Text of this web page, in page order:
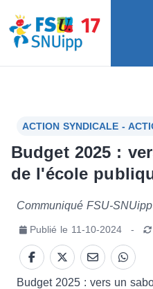
ACTION SYNDICALE -
Budget 2025 :
de l'école
Communiqué FSU-SNUipp
Publié le 11-10-2024 -
Budget 2025 : vers un